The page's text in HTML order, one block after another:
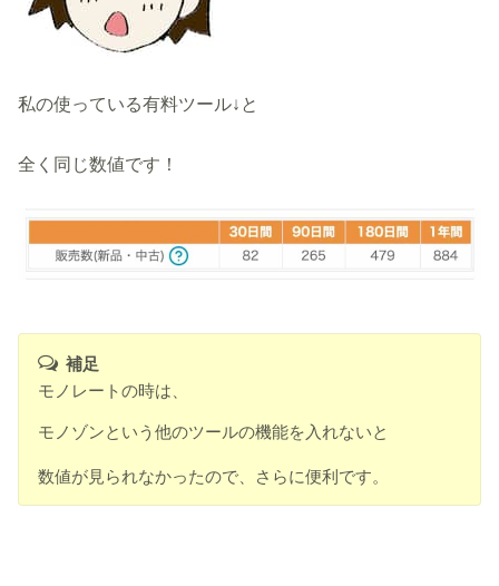
私の使っている有料ツール↓と
全く同じ数値です！
補足
モノレートの時は、
モノゾンという他のツールの機能を入れないと
数値が見られなかったので、さらに便利です。